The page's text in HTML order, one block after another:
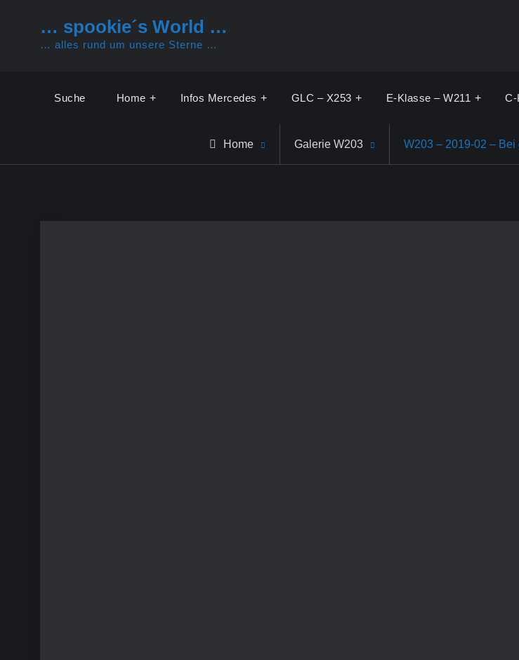
… spookie´s World …
… alles rund um unsere Sterne …
Suche Home Infos Mercedes GLC – X253 E-Klasse – W211 C-
Home Galerie W203 W203 – 2019-02 –